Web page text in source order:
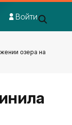
Войти
озера на